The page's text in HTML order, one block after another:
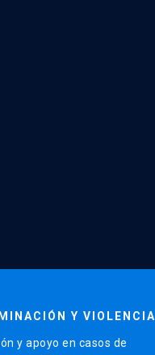
Y VIOLENCIA
y apoyo en casos de